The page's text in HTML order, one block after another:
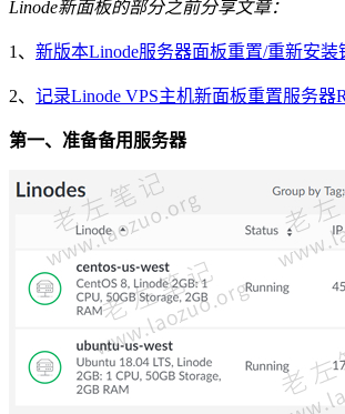
Linode新面板的部分之前分享文章：
1、 新版本Linode服务器面板重置/重新安装
2、 记录Linode VPS主机新面板重置服务器
第一、准备备用服务器